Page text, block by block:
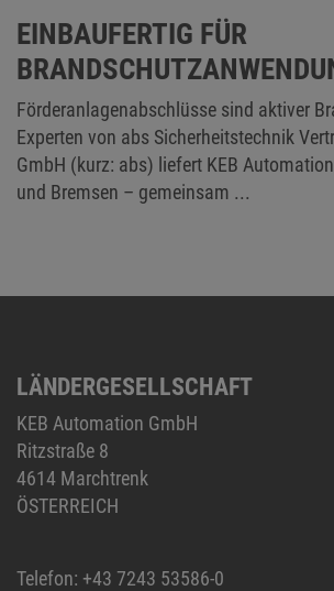
EINBAUFERTIG FÜR
Förderanlagenabschlüsse sind aktiver
Experten von abs Sicherheitstechnik
GmbH (kurz: abs) liefert KEB
und Bremsen – gemeinsam ...
LÄNDERGESELLSCHAFT
KEB Automation GmbH
Ritzstraße 8
4614 Marchtrenk
ÖSTERREICH
Telefon: +43 7243 53586-0